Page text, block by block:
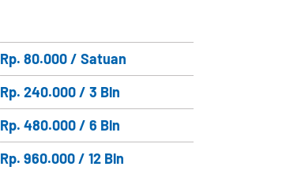
Rp. 80.000 / Satuan
Rp. 240.000 / 3 Bln
Rp. 480.000 / 6 Bln
Rp. 960.000 / 12 Bln